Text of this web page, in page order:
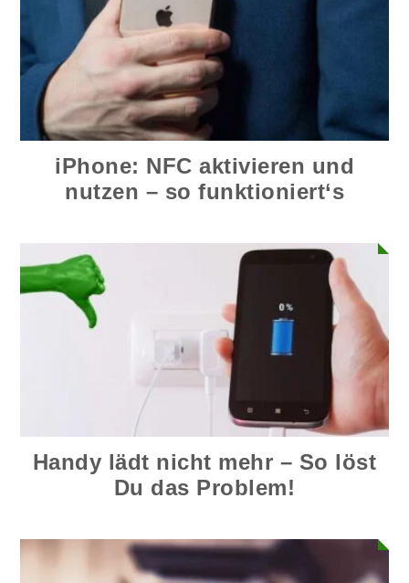
iPhone: NFC aktivieren und
Handy lädt nicht mehr – So löst